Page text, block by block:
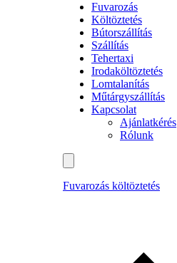
Fuvarozás
Költöztetés
Bútorszállítás
Szállítás
Tehertaxi
Irodaköltöztetés
Lomtalanítás
Műtárgyszállítás
Kapcsolat
Ajánlatkérés
Rólunk
Fuvarozás költöztetés